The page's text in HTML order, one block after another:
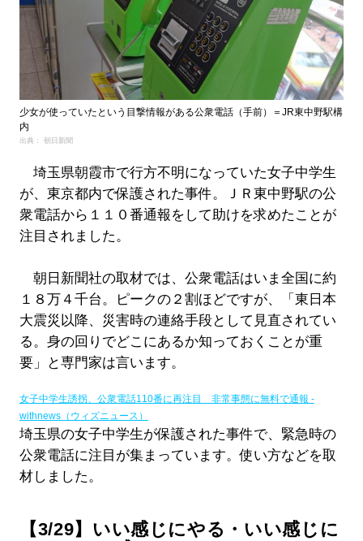
少女が使っていたという目撃情報がある公衆電話（手前）＝JR東中野駅構
内
出典： 朝日新聞
埼玉県朝霞市で行方不明になっていた女子中学生
が、東京都内で保護された事件。ＪＲ東中野駅の公
衆電話から１１０番通報をして助けを求めたことが
注目されました。
朝日新聞社の取材では、公衆電話はいま全国に約
１８万４千台。ピークの２割ほどですが、「東日本
大震災以降、災害時の連絡手段として見直されてい
る。身の回りでどこにあるか知っておくことが重
要」と専門家は言います。
女子中学生誘拐、公衆電話110番に再注目 非常事態に無料で通報 -
withnews（ウィズニュース）
埼玉県の女子中学生が保護された事件で、緊急時の
公衆電話に注目が集まっています。使い方などを取
材しました。
【3/29】いい感じにやる・いい感じに